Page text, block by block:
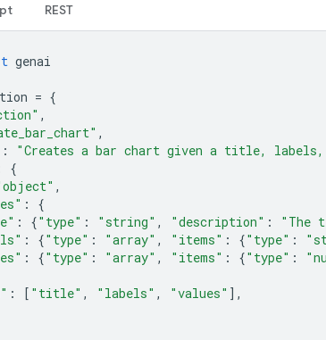
REST
genai
= {
,
,
: "Creates a bar chart given a title, labels,
{
,
:
{
: {"type" : "string" , "description" : "The
: {"type" : "array" , "items" : {"type" :
: {"type" : "array" , "items" : {"type" :
: [ "title" , "labels" , "values" ],